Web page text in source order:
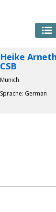
Heike
CSB
Munich
Sprache: German